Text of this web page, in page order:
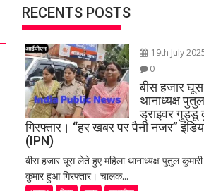
RECENTS POSTS
19th July
0
बीस हजार
थानाध्यक्ष
ड्राइवर गुड्डू
गिरफ्तार। “हर खबर पर पैनी नजर”
(IPN)
बीस हजार घूस लेते हुए महिला थानाध्यक्ष पुतुल
कुमार हुआ गिरफ्तार। चालक...